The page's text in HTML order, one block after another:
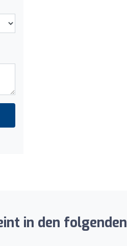
in den folgenden